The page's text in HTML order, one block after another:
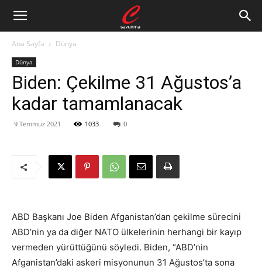
Ana Sayfa Dünya
Dünya
Biden: Çekilme 31 Ağustos’a
kadar tamamlanacak
9 Temmuz 2021 1033 0
ABD Başkanı Joe Biden Afganistan’dan çekilme sürecini
ABD’nin ya da diğer NATO ülkelerinin herhangi bir kayıp
vermeden yürüttüğünü söyledi. Biden, “ABD’nin
Afganistan’daki askeri misyonunun 31 Ağustos’ta sona